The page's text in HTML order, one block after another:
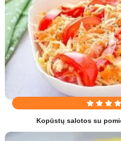
Kopūstų salotos su